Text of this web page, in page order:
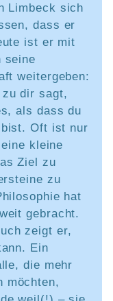
Limbeck sich
dass er
ist er mit
seine
weitergeben:
zu dir sagt,
als dass du
Oft ist nur
kleine
Ziel zu
zu
hat
gebracht.
zeigt er,
Ein
die mehr
möchten,